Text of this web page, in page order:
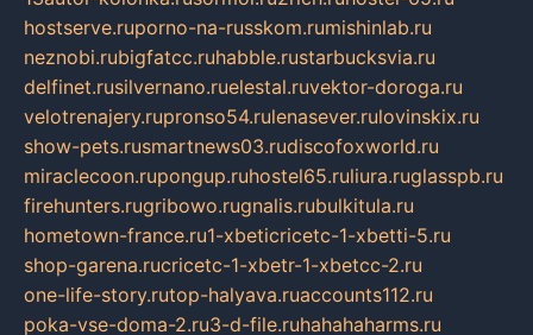
hostserve.ruporno-na-russkom.rumishinlab.ru
neznobi.rubigfatcc.ruhabble.rustarbucksvia.ru
delfinet.rusilvernano.ruelestal.ruvektor-doroga.ru
velotrenajery.rupronso54.rulenasever.rulovinskix.ru
show-pets.rusmartnews03.rudiscofoxworld.ru
miraclecoon.rupongup.ruhostel65.ruliura.ruglasspb.ru
firehunters.rugribowo.rugnalis.rubulkitula.ru
hometown-france.ru1-xbeticricetc-1-xbetti-5.ru
shop-garena.rucricetc-1-xbetr-1-xbetcc-2.ru
one-life-story.rutop-halyava.ruaccounts112.ru
poka-vse-doma-2.ru3-d-file.ruhahahaharms.ru